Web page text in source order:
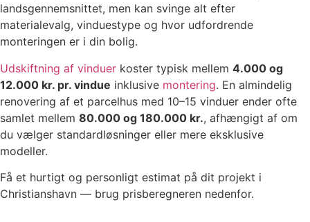
landsgennemsnittet, men kan svinge alt efter
materialevalg, vinduestype og hvor udfordrende
monteringen er i din bolig.
Udskiftning af vinduer koster typisk mellem 4.000 og
12.000 kr. pr. vindue inklusive montering. En almindelig
renovering af et parcelhus med 10–15 vinduer ender ofte
samlet mellem 80.000 og 180.000 kr., afhængigt af om
du vælger standardløsninger eller mere eksklusive
modeller.
Få et hurtigt og personligt estimat på dit projekt i
Christianshavn — brug prisberegneren nedenfor.